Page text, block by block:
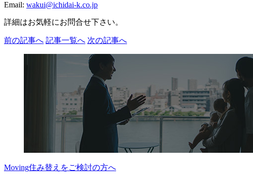
Email: wakui@ichidai-k.co.jp
詳細はお気軽にお問合せ下さい。
前の記事へ 記事一覧へ 次の記事へ
Moving住み替えをご検討の方へ